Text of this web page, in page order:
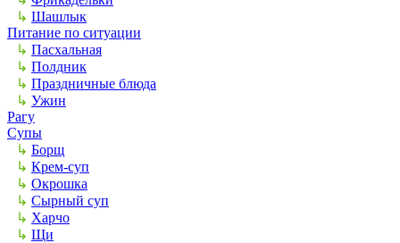
↳ Шашлык
Питание по ситуации
↳ Пасхальная
↳ Полдник
↳ Праздничные блюда
↳ Ужин
Рагу
Супы
↳ Борщ
↳ Крем-суп
↳ Окрошка
↳ Сырный суп
↳ Харчо
↳ Щи